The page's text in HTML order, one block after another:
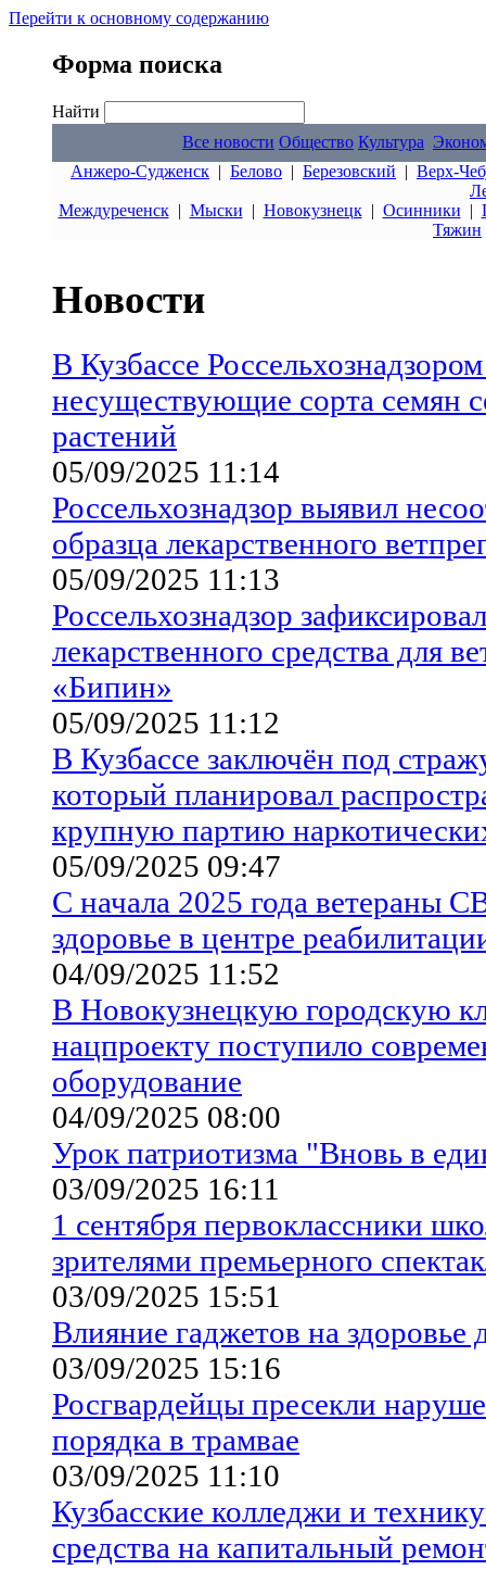
Перейти к основному содержанию
Форма поиска
Найти
Все новости Общество Культура
Анжеро-Судженск | Белово | Березовский | Верх-
Междуреченск| Мыски | Новокузнецк| Осинники |
Тяжин
Новости
В Кузбассе
несуществующие сорта семян
растений
05/09/2025 11:14
Россельхознадзор выявил
образца лекарственного
05/09/2025 11:13
Россельхознадзор
лекарственного средства для
«Бипин»
05/09/2025 11:12
В Кузбассе заключён под
который планировал
крупную партию
05/09/2025 09:47
С начала 2025 года ветераны
здоровье в центре
04/09/2025 11:52
В Новокузнецкую городскую
нацпроекту поступило
оборудование
04/09/2025 08:00
Урок патриотизма "Вновь в
03/09/2025 16:11
1 сентября первоклассники
зрителями премьерного
03/09/2025 15:51
Влияние гаджетов на здоровье
03/09/2025 15:16
Росгвардейцы пресекли
порядка в трамвае
03/09/2025 11:10
Кузбасские колледжи и
средства на капитальный